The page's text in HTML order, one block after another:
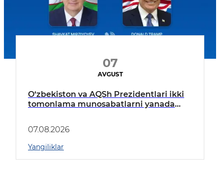
07
AVGUST
O‘zbekiston va AQSh Prezidentlari ikki
tomonlama munosabatlarni yanada
07.08.2026
Yangiliklar